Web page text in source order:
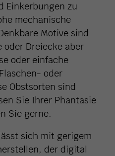
Einkerbungen zu
mechanische
Motive sind
oder Dreiecke aber
oder einfache
oder
Obstsorten sind
Sie Ihrer Phantasie
Sie gerne.
sich mit gerigem
der digital